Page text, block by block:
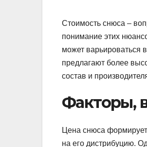
Стоимость снюса –
понимание этих
может варьироваться
предлагают более
состав и
Факторы,
Цена снюса
на его дистрибуцию.